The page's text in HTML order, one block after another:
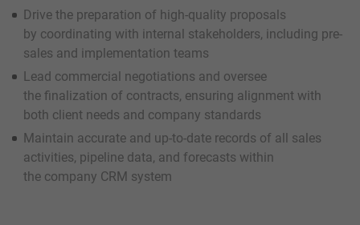
Drive the preparation of high-quality proposals
by coordinating with internal stakeholders, including pre-
sales and implementation teams
Lead commercial negotiations and oversee
the finalization of contracts, ensuring alignment with
both client needs and company standards
Maintain accurate and up-to-date records of all sales
activities, pipeline data, and forecasts within
the company CRM system